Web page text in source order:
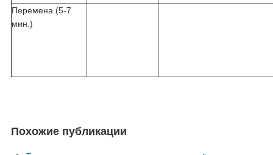
Перемена (5-7
мин.)
Похожие публикации